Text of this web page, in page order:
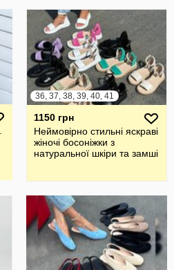
36, 37, 38, 39, 40, 41
1150 грн
Неймовірно стильні яскраві
жіночі босоніжки з
натуральної шкіри та замші